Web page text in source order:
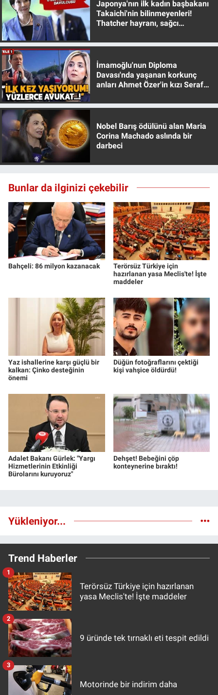
Japonya'nın ilk kadın başbakanı
Takaichi'nin bilinmeyenleri!
Thatcher hayranı, sağcı
İmamoğlu'nun Diploma
Davası'nda yaşanan korkunç
anları Ahmet Özer'in kızı Seraf
Nobel Barış ödülünü alan Maria
Corina Machado aslında bir
darbeci
Bunlar da ilginizi çekebilir
Bahçeli: 86 milyon kazanacak
Terörsüz Türkiye için
hazırlanan yasa Meclis'te! İşte
maddeler
Yaz ishallerine karşı güçlü bir
kalkan: Çinko desteğinin
önemi
Düğün fotoğraflarını çektiği
kişi vahşice öldürdü!
Adalet Bakanı Gürlek: "Yargı
Hizmetlerinin Etkinliği
Bürolarını kuruyoruz"
Dehşet! Bebeğini çöp
konteynerine bıraktı!
Yükleniyor...
Trend Haberler
Terörsüz Türkiye için hazırlanan
yasa Meclis'te! İşte maddeler
1
9 üründe tek tırnaklı eti tespit edildi
2
Motorinde bir indirim daha
3